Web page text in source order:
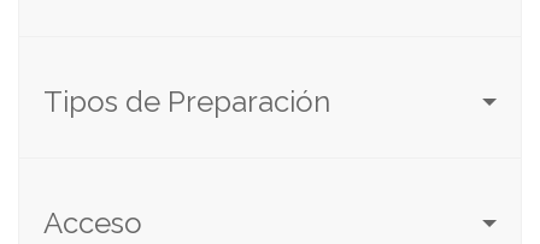
Tipos de Preparación
Acceso